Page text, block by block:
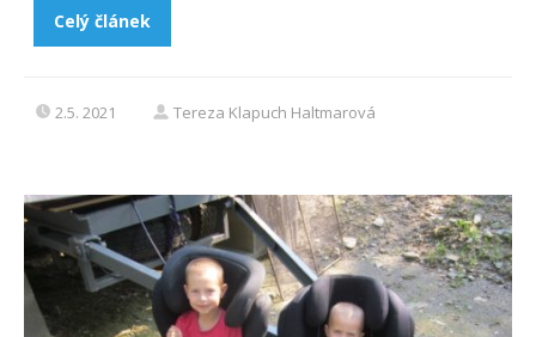
Celý článek
2.5. 2021 Tereza Klapuch Haltmarová